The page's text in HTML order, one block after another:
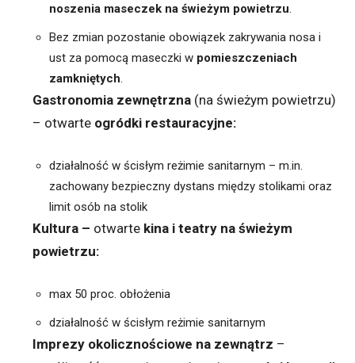
noszenia maseczek na świeżym powietrzu.
Bez zmian pozostanie obowiązek zakrywania nosa i
ust za pomocą maseczki w pomieszczeniach
zamkniętych.
Gastronomia zewnętrzna (na świeżym powietrzu)
– otwarte ogródki restauracyjne:
działalność w ścisłym reżimie sanitarnym – m.in.
zachowany bezpieczny dystans między stolikami oraz
limit osób na stolik
Kultura – otwarte kina i teatry na świeżym
powietrzu:
max 50 proc. obłożenia
działalność w ścisłym reżimie sanitarnym
Imprezy okolicznościowe na zewnątrz –